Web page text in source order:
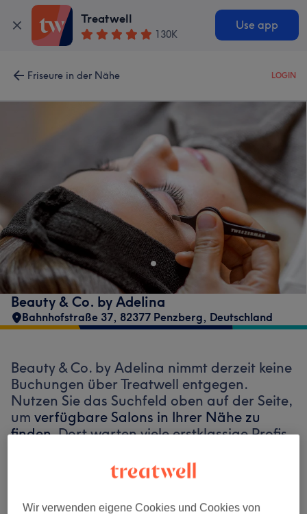
Treatwell
130K
Use app
Friseure in der Nähe LOGIN
Beauty & Co. by Adelina
Bahnhofstraße 37, 82377 Penzberg, Deutschland
Beauty & Co. by Adelina nimmt derzeit keine
Buchungen über Treatwell entgegen.
Nutzen Sie das Suchfeld oben auf der Seite,
um verfügbare Salons in Ihrer Nähe zu
finden. Dort warten viele erstklassige Profis
Finde die besten Salons in deiner Nähe
Wir verwenden eigene Cookies und Cookies von